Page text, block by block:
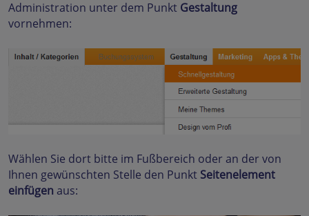
Administration unter dem Punkt Gestaltung
vornehmen:
Wählen Sie dort bitte im Fußbereich oder an der von
Ihnen gewünschten Stelle den Punkt Seitenelement
einfügen aus: